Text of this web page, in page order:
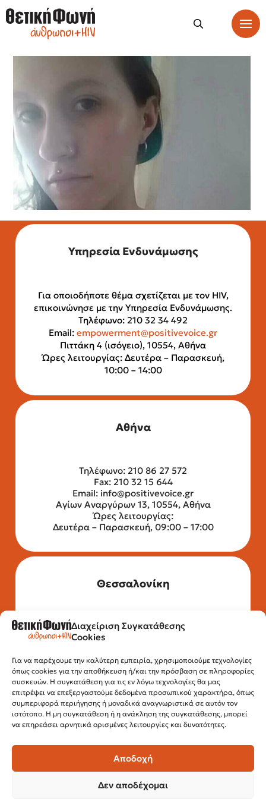
Διαχείριση Συγκατάθεσης
Cookies
Για να παρέχουμε την καλύτερη εμπειρία, χρησιμοποιούμε τεχνολογίες
όπως cookies για την αποθήκευση ή/και την πρόσβαση σε πληροφορίες
συσκευών. Η συγκατάθεση για τις εν λόγω τεχνολογίες θα μας
επιτρέψει να επεξεργαστούμε δεδομένα προσωπικού χαρακτήρα, όπως
συμπεριφορά περιήγησης ή μοναδικά αναγνωριστικά σε αυτόν τον
ιστότοπο. Η μη συγκατάθεση ή η ανάκληση της συγκατάθεσης, μπορεί
να επηρεάσει αρνητικά ορισμένες λειτουργίες και δυνατότητες.
Αποδοχή
Δεν αποδέχομαι
Υπηρεσία Ενδυνάμωσης
Για οποιοδήποτε θέμα σχετίζεται με τον HIV,
επικοινώνησε με την Υπηρεσία Ενδυνάμωσης.
Τηλέφωνο: 210 32 34 492
Email: empowerment@positivevoice.gr
Πιττάκη 4 (ισόγειο), 10554, Αθήνα
Ώρες λειτουργίας: Δευτέρα – Παρασκευή,
10:00 – 14:00
Αθήνα
Τηλέφωνο: 210 86 27 572
Fax: 210 32 15 644
Email: info@positivevoice.gr
Αγίων Αναργύρων 13, 10554, Αθήνα
Ώρες λειτουργίας:
Δευτέρα – Παρασκευή, 09:00 – 17:00
Θεσσαλονίκη
Τηλέφωνο: 2315 525 020
Fax: 210 32 15 644
Εγνατίας 112, 3ος όροφος, 54622,
Θεσσαλονίκη
Ώρες λειτουργίας:
Δευτέρα – Παρασκευή, 10:00 –14:00